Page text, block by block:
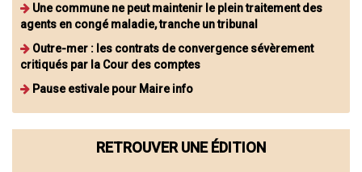
Une commune ne peut maintenir le plein traitement des
agents en congé maladie, tranche un tribunal
Outre-mer : les contrats de convergence sévèrement
critiqués par la Cour des comptes
Pause estivale pour Maire info
RETROUVER UNE ÉDITION